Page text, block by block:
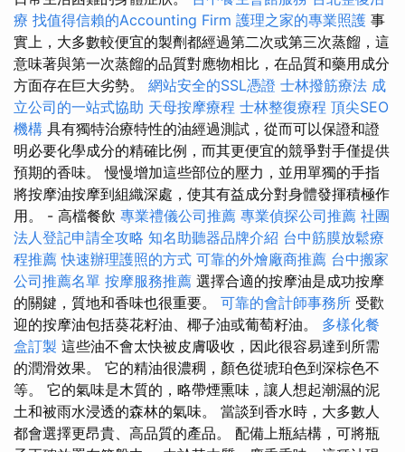
療 找值得信賴的Accounting Firm 護理之家的專業照護 事
實上，大多數較便宜的製劑都經過第二次或第三次蒸餾，這
意味著與第一次蒸餾的品質對應物相比，在品質和藥用成分
方面存在巨大劣勢。 網站安全的SSL憑證 士林撥筋療法 成
立公司的一站式協助 天母按摩療程 士林整復療程 頂尖SEO
機構 具有獨特治療特性的油經過測試，從而可以保證和證
明必要化學成分的精確比例，而其更便宜的競爭對手僅提供
預期的香味。 慢慢增加這些部位的壓力，並用單獨的手指
將按摩油按摩到組織深處，使其有益成分對身體發揮積極作
用。 - 高檔餐飲 專業禮儀公司推薦 專業偵探公司推薦 社團
法人登記申請全攻略 知名助聽器品牌介紹 台中筋膜放鬆療
程推薦快速辦理護照的方式 可靠的外燴廠商推薦 台中搬家
公司推薦名單 按摩服務推薦 選擇合適的按摩油是成功按摩
的關鍵，質地和香味也很重要。 可靠的會計師事務所 受歡
迎的按摩油包括葵花籽油、椰子油或葡萄籽油。 多樣化餐
盒訂製 這些油不會太快被皮膚吸收，因此很容易達到所需
的潤滑效果。 它的精油很濃稠，顏色從琥珀色到深棕色不
等。 它的氣味是木質的，略帶煙熏味，讓人想起潮濕的泥
土和被雨水浸透的森林的氣味。 當談到香水時，大多數人
都會選擇更昂貴、高品質的產品。 配備上瓶結構，可將瓶